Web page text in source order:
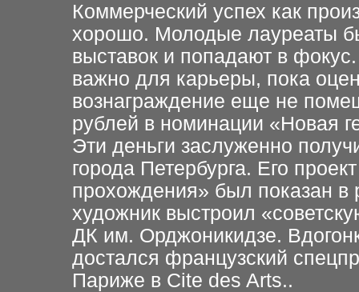
Коммерческий успех как
хорошо. Молодые лауреаты
выставок и попадают в
важно для карьеры, пока
вознаграждение еще не
рублей в номинации «Новая
Эти деньги заслуженно
города Петербурга. Его
прохождения» был показан в
художник выстроил
ДК им. Орджоникидзе.
достался французский
Париже в Cite des Arts..